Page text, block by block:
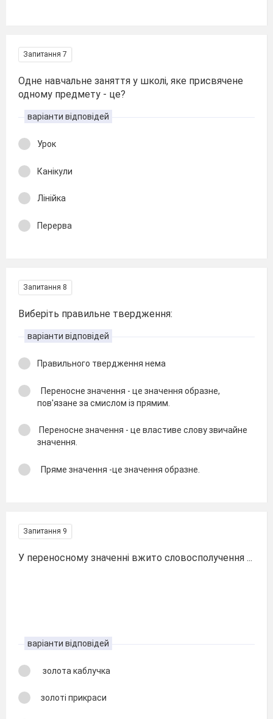
Запитання 7
Одне навчальне заняття у школі, яке присвячене
одному предмету - це?
варіанти відповідей
Урок
Канікули
Лінійка
Перерва
Запитання 8
Виберіть правильне твердження:
варіанти відповідей
Правильного твердження нема
Переносне значення - це значення образне,
пов′язане за смислом із прямим.
Переносне значення - це властиве слову звичайне
значення.
Пряме значення -це значення образне.
Запитання 9
У переносному значенні вжито словосполучення ...
варіанти відповідей
золота каблучка
золоті прикраси